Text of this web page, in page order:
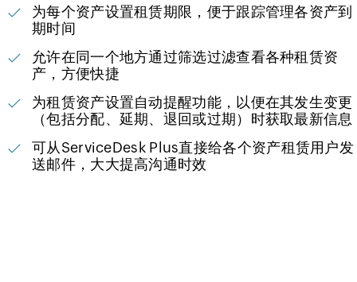
为每个资产设置租赁期限，便于跟踪管理各资产到
期时间
允许在同一个地方通过筛选过滤查看各种租赁资
产，方便快捷
为租赁资产设置自动提醒功能，以便在其发生变更
（包括分配、延期、退回或过期）时获取最新信息
可从ServiceDesk Plus直接给各个资产租赁用户发
送邮件，大大提高沟通时效